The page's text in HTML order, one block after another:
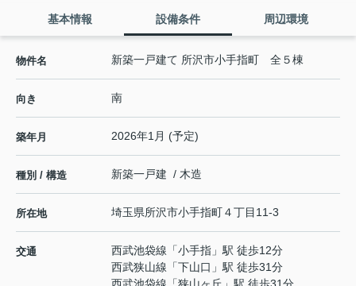
基本情報 設備条件 周辺環境
物件名 新築一戸建て 所沢市小手指町 全５棟
向き 南
築年月 2026年1月 (予定)
種別 / 構造 新築一戸建 / 木造
所在地 埼玉県所沢市小手指町４丁目11-3
交通 西武池袋線 「小手指 」駅 徒歩12分
西武狭山線 「下山口 」駅 徒歩31分